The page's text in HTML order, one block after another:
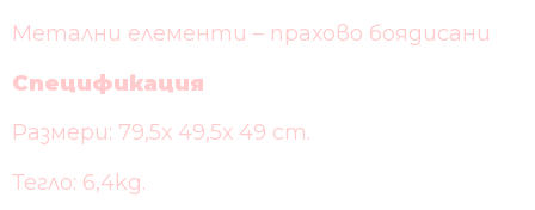
Метални елементи – прахово боядисани
Спецификация
Размери: 79,5х 49,5х 49 cm.
Тегло: 6,4kg.